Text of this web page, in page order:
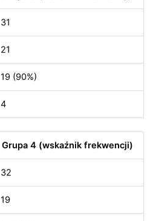
31
21
19 (90%)
4
Grupa 4 (wskaźnik frekwencji)
32
19